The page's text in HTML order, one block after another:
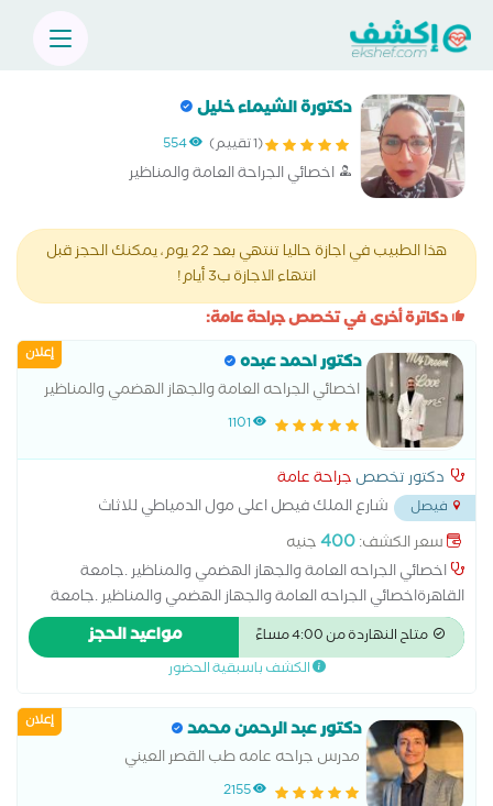
دكتورة الشيماء خليل
(1 تقييم) 554
اخصائي الجراحة العامة والمناظير
هذا الطبيب في اجازة حاليا تنتهي بعد 22 يوم، يمكنك الحجز قبل
انتهاء الاجازة ب3 أيام!
دكاترة أخرى في تخصص جراحة عامة:
إعلان دكتور احمد عبده
اخصائي الجراحه العامة والجهاز الهضمي والمناظير
.جامعة القاهرة . 1101
دكتور تخصص جراحة عامة
فيصل
شارع الملك فيصل اعلى مول الدمياطي للاثاث
وصيدلية العزبي...
سعر الكشف:400جنيه
اخصائي الجراحه العامة والجهاز الهضمي والمناظير .جامعة
القاهرةاخصائي الجراحه العامة والجهاز الهضمي والمناظير .جامعة
القاهرةاخصائي الجراحه العامة والجهاز الهضمي والمناظير .جامعة
القاهرةاخصائي الجراحه العامة والجهاز الهضمي والمناظير .جامعة
القاهرةاخصائي الجراحه العامة والجهاز الهضمي والمناظير .جامعة
القاهرة
متاح النهاردة من 4:00 مساءً مواعيد الحجز
الكشف باسبقية الحضور
إعلان دكتور عبد الرحمن محمد
مدرس جراحه عامه طب القصر العيني
2155